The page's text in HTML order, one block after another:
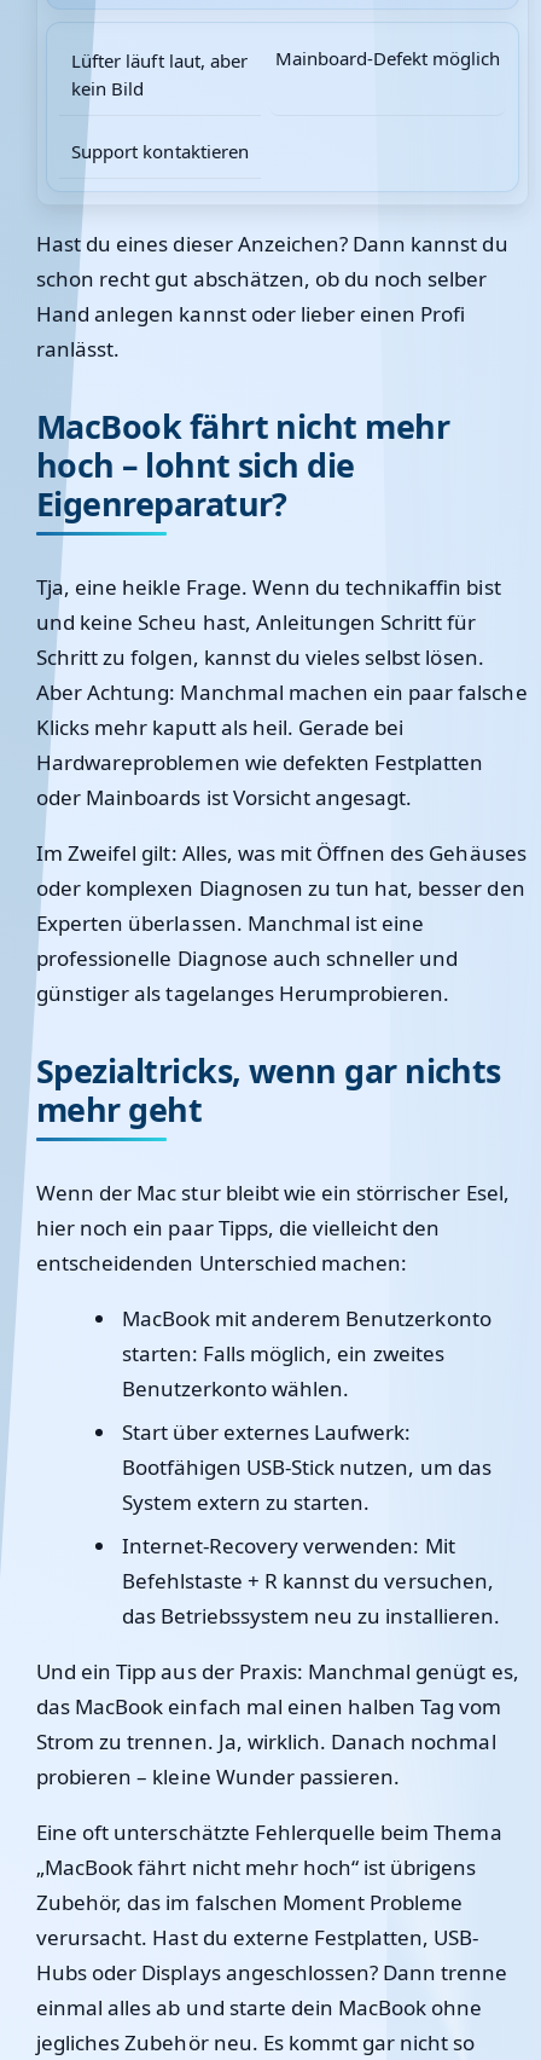
Lüfter läuft laut, aber
kein Bild
Mainboard-Defekt möglich
Support kontaktieren
Hast du eines dieser Anzeichen? Dann kannst du
schon recht gut abschätzen, ob du noch selber
Hand anlegen kannst oder lieber einen Profi
ranlässt.
MacBook fährt nicht mehr
hoch – lohnt sich die
Eigenreparatur?
Tja, eine heikle Frage. Wenn du technikaffin bist
und keine Scheu hast, Anleitungen Schritt für
Schritt zu folgen, kannst du vieles selbst lösen.
Aber Achtung: Manchmal machen ein paar falsche
Klicks mehr kaputt als heil. Gerade bei
Hardwareproblemen wie defekten Festplatten
oder Mainboards ist Vorsicht angesagt.
Im Zweifel gilt: Alles, was mit Öffnen des Gehäuses
oder komplexen Diagnosen zu tun hat, besser den
Experten überlassen. Manchmal ist eine
professionelle Diagnose auch schneller und
günstiger als tagelanges Herumprobieren.
Spezialtricks, wenn gar nichts
mehr geht
Wenn der Mac stur bleibt wie ein störrischer Esel,
hier noch ein paar Tipps, die vielleicht den
entscheidenden Unterschied machen:
MacBook mit anderem Benutzerkonto
starten: Falls möglich, ein zweites
Benutzerkonto wählen.
Start über externes Laufwerk:
Bootfähigen USB-Stick nutzen, um das
System extern zu starten.
Internet-Recovery verwenden: Mit
Befehlstaste + R kannst du versuchen,
das Betriebssystem neu zu installieren.
Und ein Tipp aus der Praxis: Manchmal genügt es,
das MacBook einfach mal einen halben Tag vom
Strom zu trennen. Ja, wirklich. Danach nochmal
probieren – kleine Wunder passieren.
Eine oft unterschätzte Fehlerquelle beim Thema
„MacBook fährt nicht mehr hoch“ ist übrigens
Zubehör, das im falschen Moment Probleme
verursacht. Hast du externe Festplatten, USB-
Hubs oder Displays angeschlossen? Dann trenne
einmal alles ab und starte dein MacBook ohne
jegliches Zubehör neu. Es kommt gar nicht so